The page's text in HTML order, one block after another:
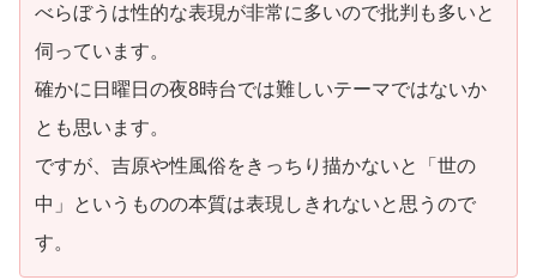
べらぼうは性的な表現が非常に多いので批判も多いと
伺っています。
確かに日曜日の夜8時台では難しいテーマではないか
とも思います。
ですが、吉原や性風俗をきっちり描かないと「世の
中」というものの本質は表現しきれないと思うので
す。